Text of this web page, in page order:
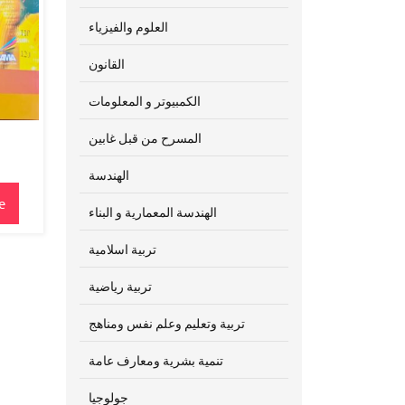
العلوم والفيزياء
القانون
الكمبيوتر و المعلومات
المسرح من قبل غابين
الهندسة
الهندسة المعمارية و البناء
تربية اسلامية
تربية رياضية
تربية وتعليم وعلم نفس ومناهج
تنمية بشرية ومعارف عامة
جولوجيا